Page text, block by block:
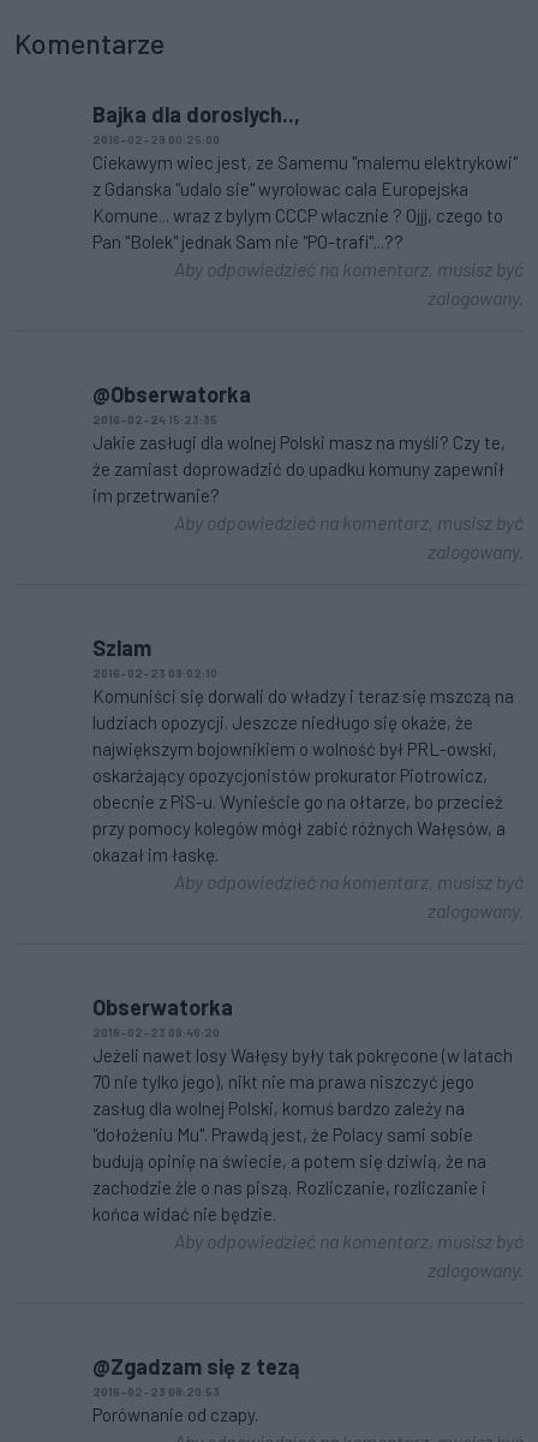
Komentarze
Bajka dla doroslych..,
2016-02-29 00:25:00
Ciekawym wiec jest, ze Samemu "malemu elektrykowi"
z Gdanska "udalo sie" wyrolowac cala Europejska
Komune... wraz z bylym CCCP wlacznie ? Ojjj, czego to
Pan "Bolek" jednak Sam nie "PO-trafi"...??
Aby odpowiedzieć na komentarz, musisz być
zalogowany.
@Obserwatorka
2016-02-24 15:23:35
Jakie zasługi dla wolnej Polski masz na myśli? Czy te,
że zamiast doprowadzić do upadku komuny zapewnił
im przetrwanie?
Aby odpowiedzieć na komentarz, musisz być
zalogowany.
Szlam
2016-02-23 09:02:10
Komuniści się dorwali do władzy i teraz się mszczą na
ludziach opozycji. Jeszcze niedługo się okaże, że
największym bojownikiem o wolność był PRL-owski,
oskarżający opozycjonistów prokurator Piotrowicz,
obecnie z PiS-u. Wynieście go na ołtarze, bo przecież
przy pomocy kolegów mógł zabić różnych Wałęsów, a
okazał im łaskę.
Aby odpowiedzieć na komentarz, musisz być
zalogowany.
Obserwatorka
2016-02-23 08:46:20
Jeżeli nawet losy Wałęsy były tak pokręcone (w latach
70 nie tylko jego), nikt nie ma prawa niszczyć jego
zasług dla wolnej Polski, komuś bardzo zależy na
"dołożeniu Mu". Prawdą jest, że Polacy sami sobie
budują opinię na świecie, a potem się dziwią, że na
zachodzie żle o nas piszą. Rozliczanie, rozliczanie i
końca widać nie będzie.
Aby odpowiedzieć na komentarz, musisz być
zalogowany.
@Zgadzam się z tezą
2016-02-23 08:20:53
Porównanie od czapy.